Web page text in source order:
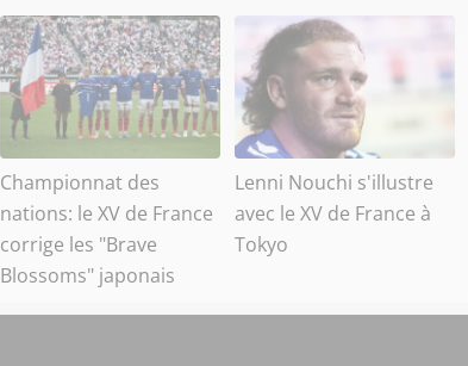
Championnat des
nations: le XV de France
corrige les "Brave
Blossoms" japonais
Lenni Nouchi s'illustre
avec le XV de France à
Tokyo